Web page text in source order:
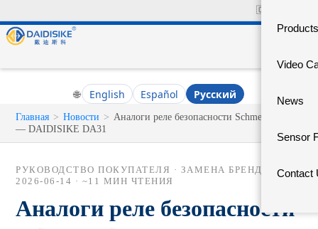
🇨🇳
Products
Video
News
Sensor
Contact
🌐 English Español Русский
Главная > Новости > Аналоги реле безопасности Schmersal SRB
— DAIDISIKE DA31
РУКОВОДСТВО ПОКУПАТЕЛЯ · ЗАМЕНА БРЕНДА ·
2026-06-14 · ~11 МИН ЧТЕНИЯ
Аналоги реле безопасности